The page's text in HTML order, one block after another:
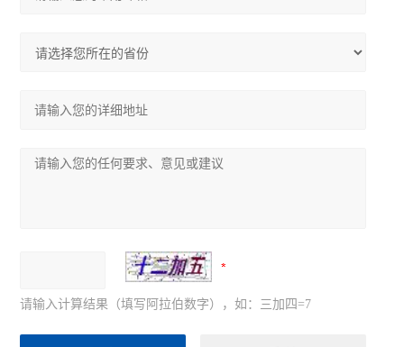
请输入计算结果（填写阿拉伯数字），如：三加四=7